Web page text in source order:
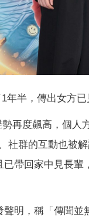
年半，傳出女方已
再度飆高，個人
社群的互動也被
帶回家中見長
明，稱「傳聞